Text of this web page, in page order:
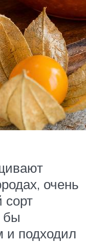
очень
сорт
бы
и подходил